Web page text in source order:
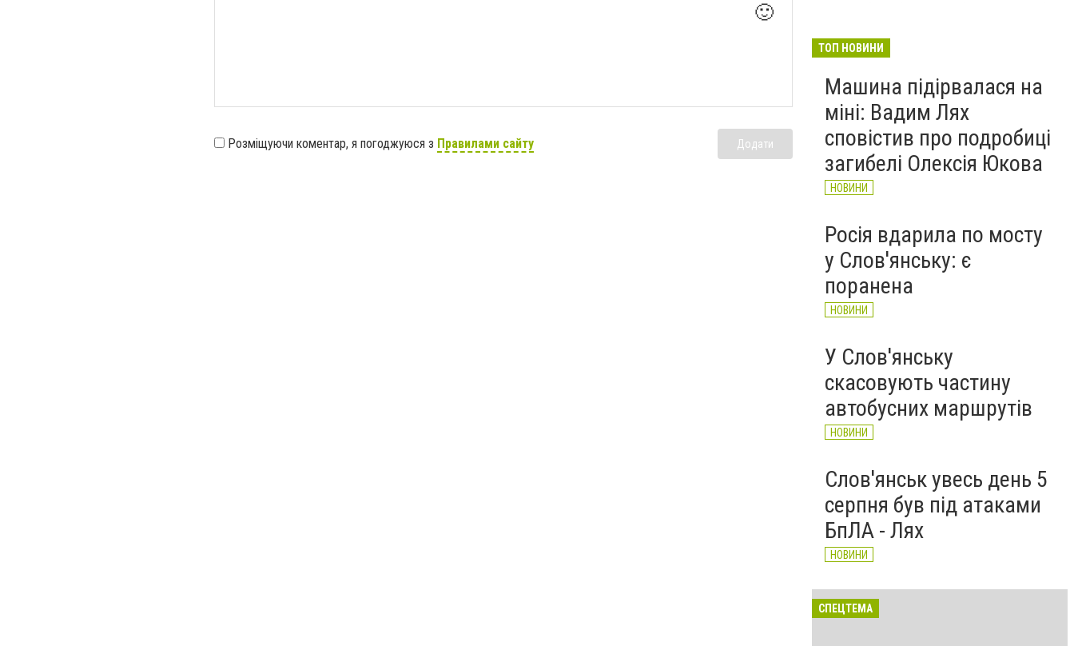
🙂
Розміщуючи коментар, я погоджуюся з Правилами сайту Додати
великої війни: 7 серпня
ТОП НОВИНИ
Машина підірвалася на
міні: Вадим Лях
сповістив про подробиці
загибелі Олексія Юкова
НОВИНИ
Росія вдарила по мосту
у Слов'янську: є
поранена
НОВИНИ
У Слов'янську
скасовують частину
автобусних маршрутів
НОВИНИ
Слов'янськ увесь день 5
серпня був під атаками
БпЛА - Лях
НОВИНИ
СПЕЦТЕМА